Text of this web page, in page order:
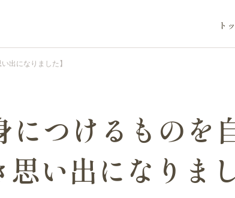
ト
出になりました】
つけるものを
思い出になりま